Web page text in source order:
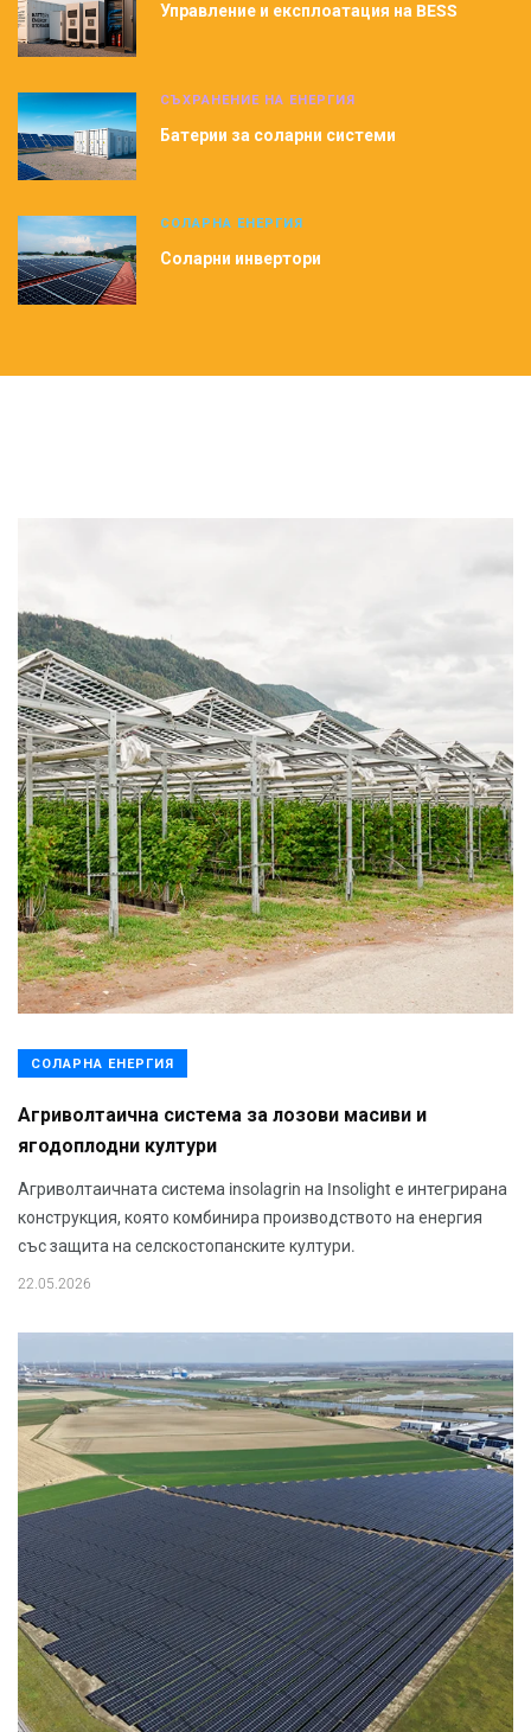
Управление и експлоатация на BESS
СЪХРАНЕНИЕ НА ЕНЕРГИЯ
Батерии за соларни системи
СОЛАРНА ЕНЕРГИЯ
Соларни инвертори
СОЛАРНА ЕНЕРГИЯ
Агриволтаична система за лозови масиви и
ягодоплодни култури
Агриволтаичната система insolagrin на Insolight е интегрирана
конструкция, която комбинира производството на енергия
със защита на селскостопанските култури.
22.05.2026